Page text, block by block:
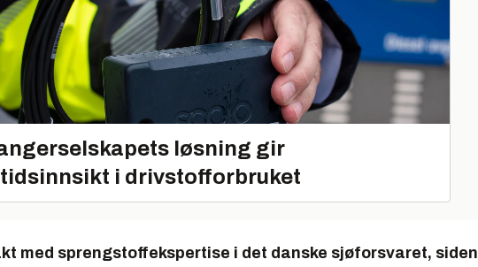
løsning gir
i drivstofforbruket
med sprengstoffekspertise i det danske sjøforsvaret, siden